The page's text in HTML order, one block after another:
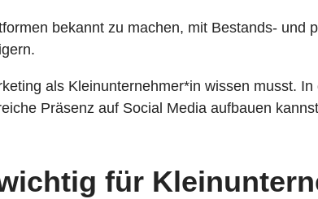
bekannt zu machen, mit Bestands- und
als Kleinunternehmer*in wissen musst. In
Präsenz auf Social Media aufbauen
für